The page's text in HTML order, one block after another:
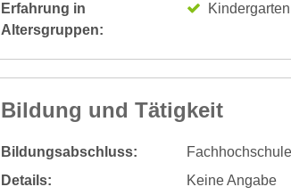
Erfahrung in
Altersgruppen:
Bildung und Tätigkeit
Bildungsabschluss:
Fachhochschule
Details:
Keine Angabe